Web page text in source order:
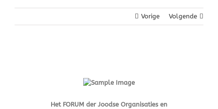
Vorige Volgende
Het FORUM der Joodse Organisaties en